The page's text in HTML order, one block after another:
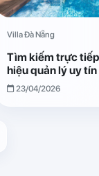
Villa Đà Nẵng
Tìm kiếm trực
hiệu quản lý uy
Giải pháp vận
quả, minh bạch
23/04/2026